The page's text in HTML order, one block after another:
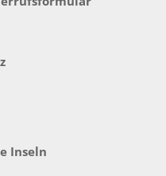
Inseln